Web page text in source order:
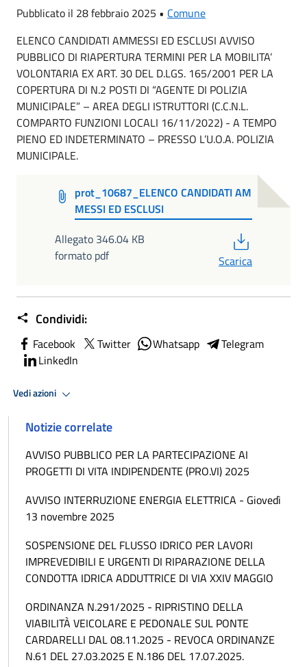
Pubblicato il 28 febbraio 2025 • Comune
ELENCO CANDIDATI AMMESSI ED ESCLUSI AVVISO
PUBBLICO DI RIAPERTURA TERMINI PER LA MOBILITA’
VOLONTARIA EX ART. 30 DEL D.LGS. 165/2001 PER LA
COPERTURA DI N.2 POSTI DI “AGENTE DI POLIZIA
MUNICIPALE” – AREA DEGLI ISTRUTTORI (C.C.N.L.
COMPARTO FUNZIONI LOCALI 16/11/2022) - A TEMPO
PIENO ED INDETERMINATO – PRESSO L’U.O.A. POLIZIA
MUNICIPALE.
prot_10687_ELENCO CANDIDATI AM
MESSI ED ESCLUSI
Allegato 346.04 KB
formato pdf
Scarica
Condividi:
Facebook Twitter Whatsapp
Telegram
LinkedIn
Vedi azioni
Notizie correlate
AVVISO PUBBLICO PER LA PARTECIPAZIONE AI
PROGETTI DI VITA INDIPENDENTE (PRO.VI) 2025
AVVISO INTERRUZIONE ENERGIA ELETTRICA - Giovedì
13 novembre 2025
SOSPENSIONE DEL FLUSSO IDRICO PER LAVORI
IMPREVEDIBILI E URGENTI DI RIPARAZIONE DELLA
CONDOTTA IDRICA ADDUTTRICE DI VIA XXIV MAGGIO
ORDINANZA N.291/2025 - RIPRISTINO DELLA
VIABILITÀ VEICOLARE E PEDONALE SUL PONTE
CARDARELLI DAL 08.11.2025 - REVOCA ORDINANZE
N.61 DEL 27.03.2025 E N.186 DEL 17.07.2025.